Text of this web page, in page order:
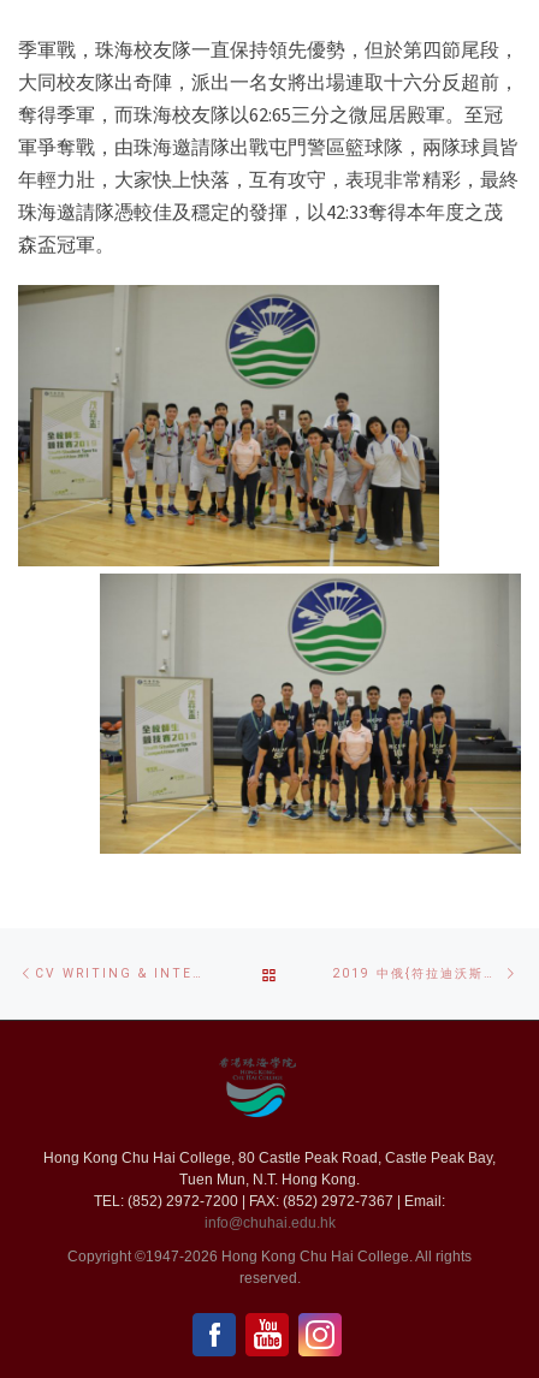
季軍戰，珠海校友隊一直保持領先優勢，但於第四節尾段，
大同校友隊出奇陣，派出一名女將出場連取十六分反超前，
奪得季軍，而珠海校友隊以62:65三分之微屈居殿軍。至冠
軍爭奪戰，由珠海邀請隊出戰屯門警區籃球隊，兩隊球員皆
年輕力壯，大家快上快落，互有攻守，表現非常精彩，最終
珠海邀請隊憑較佳及穩定的發揮，以42:33奪得本年度之茂
森盃冠軍。
navigation
CV WRITING & INTERVIEW SKILLS WORKSHOP 2018/19
TO
POST
2019 中俄{符拉迪沃斯托克(海參崴)}暑期課程體驗營
Hong Kong Chu Hai College, 80 Castle Peak Road, Castle Peak Bay,
Tuen Mun, N.T. Hong Kong.
TEL: (852) 2972-7200 | FAX: (852) 2972-7367 | Email:
info@chuhai.edu.hk
Copyright ©1947-2026 Hong Kong Chu Hai College. All rights
reserved.